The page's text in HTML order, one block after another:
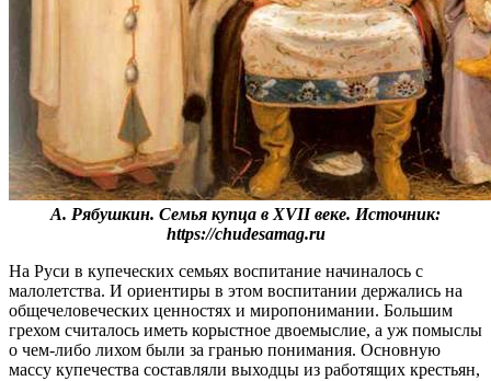
А. Рябушкин. Семья купца в XVII веке. Источник:
https://chudesamag.ru
На Руси в купеческих семьях воспитание начиналось с
малолетства. И ориентиры в этом воспитании держались на
общечеловеческих ценностях и миропонимании. Большим
грехом считалось иметь корыстное двоемыслие, а уж помыслы
о чем-либо лихом были за гранью понимания. Основную
массу купечества составляли выходцы из работящих крестьян,